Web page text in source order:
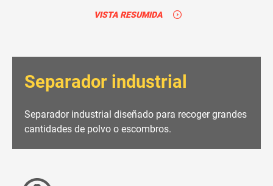
VISTA RESUMIDA
Separador industrial
Separador industrial diseñado para recoger grandes
cantidades de polvo o escombros.